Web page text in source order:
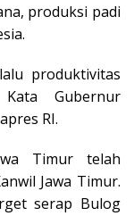
produksi padi
produktivitas
Gubernur
RI.
Timur telah
Jawa Timur.
serap Bulog